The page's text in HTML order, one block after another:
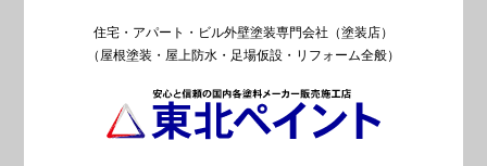
住宅・アパート・ビル外壁塗装専門会社（塗装店）
（屋根塗装・屋上防水・足場仮設・リフォーム全般）